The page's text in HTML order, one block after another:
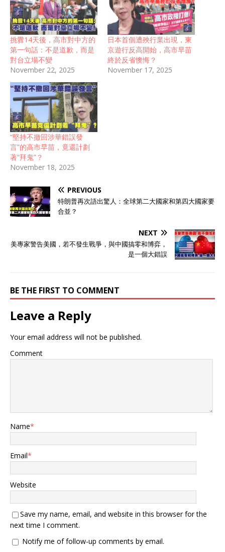
挑釁14天後，高市對中方的
第一句話：不是道歉，而是
對台立場不變
November 22, 2025
日本首個遭殃行業出現，東
京遊行反高開始，高市早苗
終於反省懊悔？
November 17, 2025
“堅持不撤回涉華錯誤發
言”的高市早苗，竟還計劃
著“拜鬼”？
November 18, 2025
PREVIOUS
特朗普再次語出驚人：全球第二大國家和第四大國家要
合並？
NEXT
美專家警告美國，若不發生戰爭，與中國搞零和博弈，
是一個大錯誤
BE THE FIRST TO COMMENT
Leave a Reply
Your email address will not be published.
Comment
Name*
Email*
Website
Save my name, email, and website in this browser for the
next time I comment.
Notify me of follow-up comments by email.